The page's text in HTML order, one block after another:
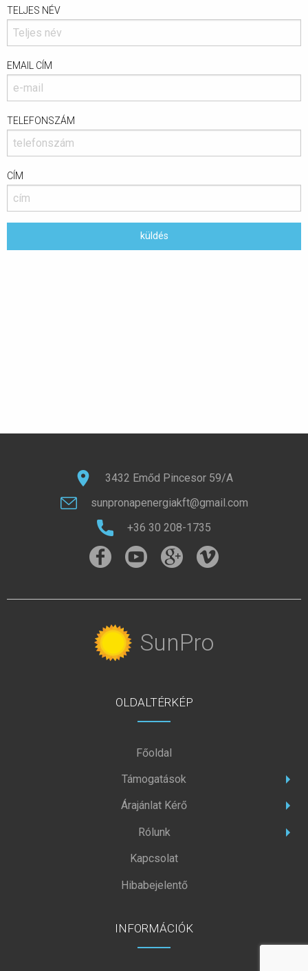
TELJES NÉV
EMAIL CÍM
TELEFONSZÁM
CÍM
3432 Emőd Pincesor 59/A
sunpronapenergiakft@gmail.com
+36 30 208-1735
SunPro
OLDALTÉRKÉP
Főoldal
Támogatások
Árajánlat Kérő
Rólunk
Kapcsolat
Hibabejelentő
INFORMÁCIÓK